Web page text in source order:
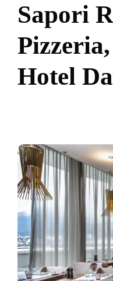
Sapori R
Pizzeria,
Hotel Da